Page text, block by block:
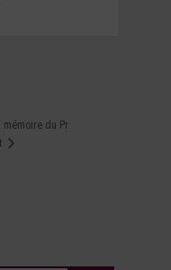
mémoire du Pr